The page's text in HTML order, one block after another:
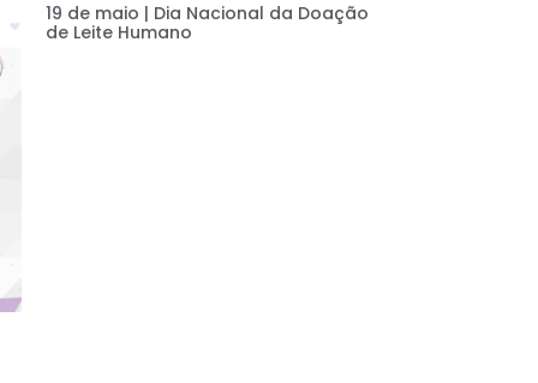
19 de maio | Dia Nacional da Doação
de Leite Humano